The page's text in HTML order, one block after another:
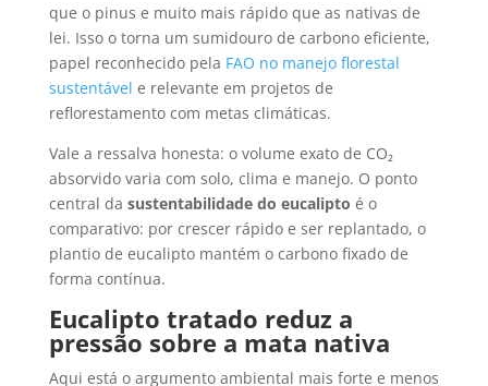
que o pinus e muito mais rápido que as nativas de
lei. Isso o torna um sumidouro de carbono eficiente,
papel reconhecido pela FAO no manejo florestal
sustentável e relevante em projetos de
reflorestamento com metas climáticas.
Vale a ressalva honesta: o volume exato de CO₂
absorvido varia com solo, clima e manejo. O ponto
central da sustentabilidade do eucalipto é o
comparativo: por crescer rápido e ser replantado, o
plantio de eucalipto mantém o carbono fixado de
forma contínua.
Eucalipto tratado reduz a
pressão sobre a mata nativa
Aqui está o argumento ambiental mais forte e menos